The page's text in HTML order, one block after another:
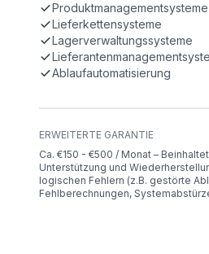
Produktmanagementsysteme
Lieferkettensysteme
Lagerverwaltungssysteme
Ablaufautomatisierung
ERWEITERTE GARANTIE
Ca. €150 - €500 / Monat –
Unterstützung und
logischen Fehlern (z.B. gestörte
Fehlberechnungen,